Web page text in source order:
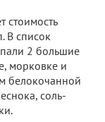
стоимость
В список
2 большие
морковке и
белокочанной
соль-